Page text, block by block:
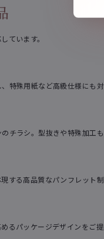
ています。
特殊用紙など高級仕様にも対
チラシ。型抜きや特殊加工も
する高品質なパンフレット制
るパッケージデザインをご提